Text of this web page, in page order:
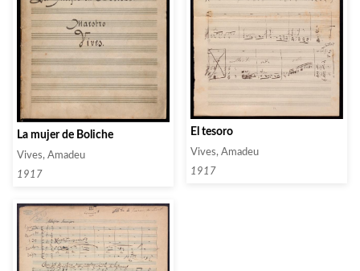
La mujer de Boliche
Vives, Amadeu
1917
El tesoro
Vives, Amadeu
1917